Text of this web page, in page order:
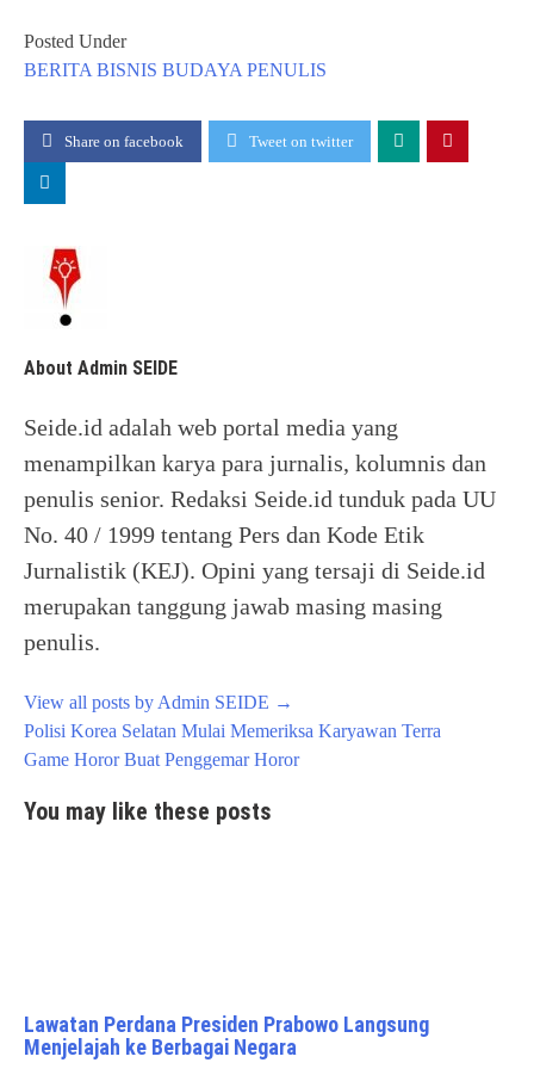
Posted Under
BERITA BISNIS BUDAYA PENULIS
Share on facebook Tweet on twitter
About Admin SEIDE
Seide.id adalah web portal media yang
menampilkan karya para jurnalis, kolumnis dan
penulis senior. Redaksi Seide.id tunduk pada UU
No. 40 / 1999 tentang Pers dan Kode Etik
Jurnalistik (KEJ). Opini yang tersaji di Seide.id
merupakan tanggung jawab masing masing
penulis.
View all posts by Admin SEIDE →
Post
navigation
Polisi Korea Selatan Mulai Memeriksa Karyawan Terra
Game Horor Buat Penggemar Horor
You may like these posts
Lawatan Perdana Presiden Prabowo Langsung
Menjelajah ke Berbagai Negara